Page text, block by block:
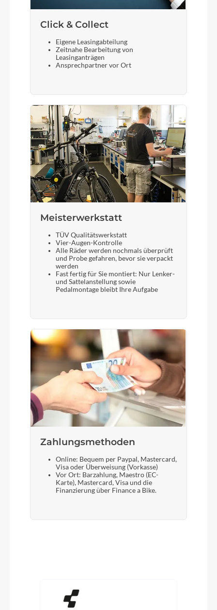
Click & Collect
Eigene Leasingabteilung
Zeitnahe Bearbeitung von
Leasinganträgen
Ansprechpartner vor Ort
Meisterwerkstatt
TÜV Qualitätswerkstatt
Vier-Augen-Kontrolle
Alle Räder werden nochmals überprüft
und Probe gefahren, bevor sie verpackt
werden
Fast fertig für Sie montiert: Nur Lenker-
und Sattelanstellung sowie
Pedalmontage bleibt Ihre Aufgabe
Zahlungsmethoden
Online: Bequem per Paypal, Mastercard,
Visa oder Überweisung (Vorkasse)
Vor Ort: Barzahlung, Maestro (EC-
Karte), Mastercard, Visa und die
Finanzierung über Finance a Bike.